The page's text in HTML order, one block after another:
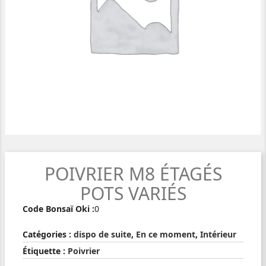
POIVRIER M8 ÉTAGÉS
POTS VARIÉS
Code Bonsaï Oki :0
Catégories : dispo de suite, En ce moment, Intérieur
Étiquette : Poivrier